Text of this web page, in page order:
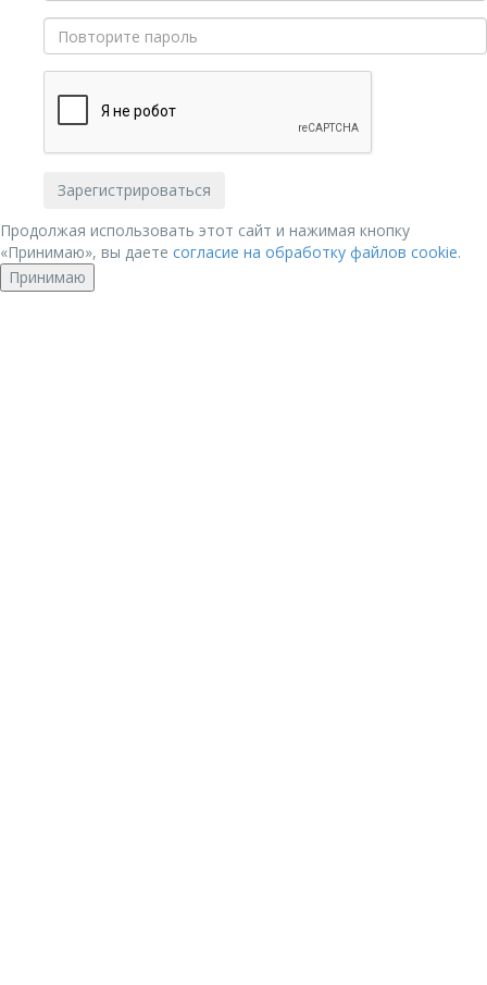
Продолжая использовать этот сайт и нажимая кнопку
«Принимаю», вы даете согласие на обработку файлов cookie.
Принимаю